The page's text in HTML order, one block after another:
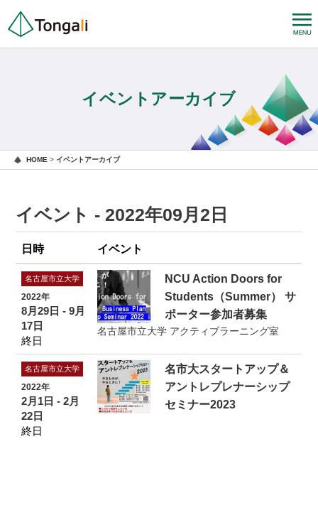
イベントアーカイブ
HOME > イベントアーカイブ
イベント - 2022年09月2日
日時 イベント
名古屋市立大学
2022年
8月29日 - 9月
17日
終日
NCU Action Doors for
Students（Summer） サ
ポーター参加者募集
名古屋市立大学 アクティブラーニング室
名古屋市立大学
2022年
2月1日 - 2月
22日
終日
名市大スタートアップ＆
アントレプレナーシップ
セミナー2023